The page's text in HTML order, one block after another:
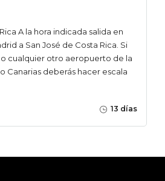
A la hora indicada salida en
a San José de Costa Rica. Si
cualquier otro aeropuerto de la
Canarias deberás hacer escala
13 días